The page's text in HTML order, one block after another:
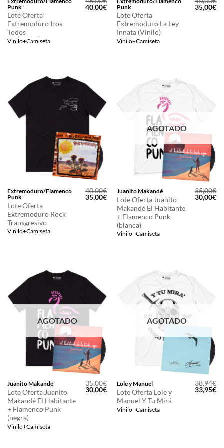
Punk
Lote Oferta
Extremoduro Iros
Todos
Vinilo+Camiseta
El
precio
40,00€El
precio
actual
40,00€.
Punk
Lote Oferta
Extremoduro La Ley
Innata (Vinilo)
Vinilo+Camiseta
El
precio
35,00€El
Extremoduro/Flamenco
Punk
Lote Oferta
Extremoduro Rock
Transgresivo
Vinilo+Camiseta
40,00€
El
precio
35,00€El
precio
actual
35,00€.
AGOTADO
Juanito Makandé
Lote Oferta Juanito
Makandé El Habitante
+ Flamenco Punk
(blanca)
Vinilo+Camiseta
35,00€
El
precio
30,00€El
AGOTADO
Juanito Makandé
Lote Oferta Juanito
Makandé El Habitante
+ Flamenco Punk
(negra)
Vinilo+Camiseta
35,00€
El
precio
30,00€El
precio
actual
AGOTADO
Lole y Manuel
Lote Oferta Lole y
Manuel Y Tu Mirá
Vinilo+Camiseta
38,94€
El
precio
33,95€El